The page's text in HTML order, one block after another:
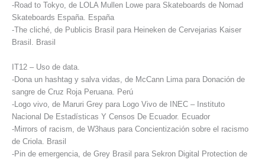
-Road to Tokyo, de LOLA Mullen Lowe para Skateboards de Nomad
Skateboards España. España
-The cliché, de Publicis Brasil para Heineken de Cervejarias Kaiser
Brasil. Brasil
IT12 – Uso de data.
-Dona un hashtag y salva vidas, de McCann Lima para Donación de
sangre de Cruz Roja Peruana. Perú
-Logo vivo, de Maruri Grey para Logo Vivo de INEC – Instituto
Nacional De Estadísticas Y Censos De Ecuador. Ecuador
-Mirrors of racism, de W3haus para Concientización sobre el racismo
de Criola. Brasil
-Pin de emergencia, de Grey Brasil para Sekron Digital Protection de